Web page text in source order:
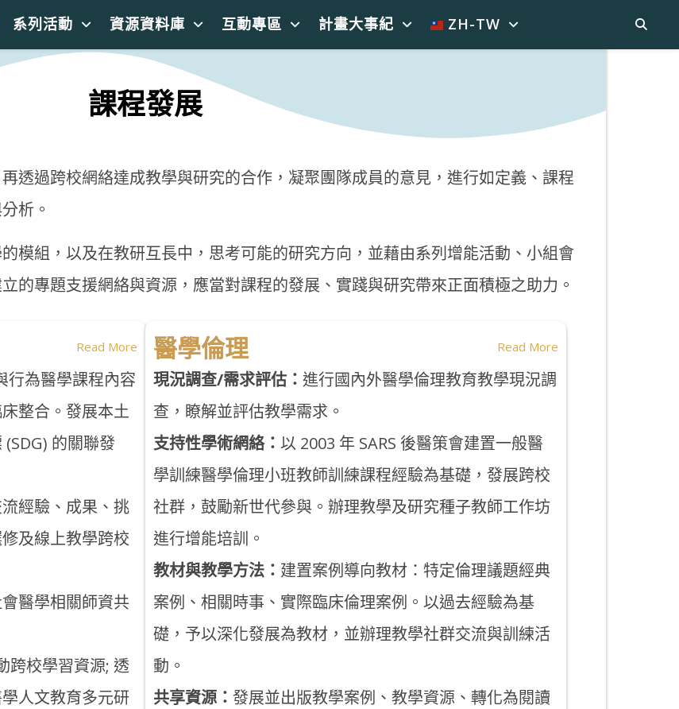
系列活動 資源資料庫 互動專區 計畫大事紀 ZH-TW
課程發展
透過跨校網絡達成教學與研究的合作，凝聚團隊成員的意見，進行如定義、課程
析。
模組，以及在教研互長中，思考可能的研究方向，並藉由系列增能活動、小組會
的專題支援網絡與資源，應當對課程的發展、實踐與研究帶來正面積極之助力。
Read More
行為醫學課程內容
整合。發展本土
的關聯發
經驗、成果、挑
及線上教學跨校
醫學相關師資共
跨校學習資源; 透
人文教育多元研
醫學倫理 Read More
現況調查/需求評估： 進行國內外醫學倫理教育教學現況調
查，瞭解並評估教學需求。
支持性學術網絡： 以 2003 年 SARS 後醫策會建置一般醫
學訓練醫學倫理小班教師訓練課程經驗為基礎，發展跨校
社群，鼓勵新世代參與。辦理教學及研究種子教師工作坊
進行增能培訓。
教材與教學方法： 建置案例導向教材：特定倫理議題經典
案例、相關時事、實際臨床倫理案例。以過去經驗為基
礎，予以深化發展為教材，並辦理教學社群交流與訓練活
動。
共享資源： 發展並出版教學案例、教學資源、轉化為閱讀